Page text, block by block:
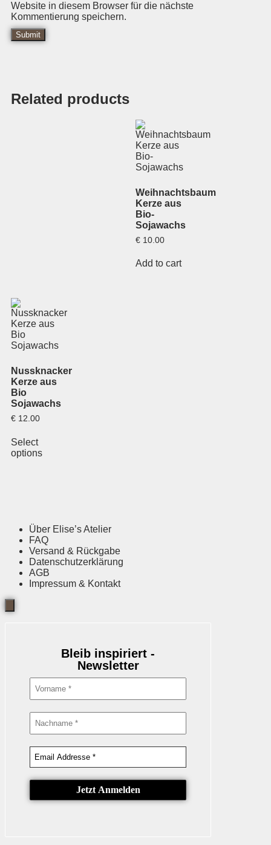
Website in diesem Browser für die nächste
Kommentierung speichern.
Related products
Weihnachtsbaum
Kerze aus
Bio-
Sojawachs
€ 10.00
Add to cart
Nussknacker
Kerze aus
Bio
Sojawachs
€ 12.00
Select
options
Über Elise’s Atelier
FAQ
Versand & Rückgabe
Datenschutzerklärung
AGB
Impressum & Kontakt
Bleib inspiriert -
Newsletter